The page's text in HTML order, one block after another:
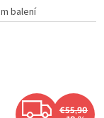
balení
Z€55,90